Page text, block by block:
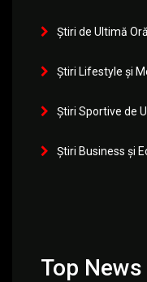
Știri de Ultimă
Știri Lifestyle și
Știri Sportive de
Știri Business și
Top News